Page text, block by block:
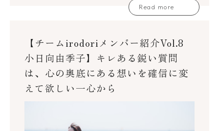
Read more
【チームirodoriメンバー紹介Vol.8
小日向由季子】キレある鋭い質問
は、心の奥底にある想いを確信に変
えて欲しい一心から